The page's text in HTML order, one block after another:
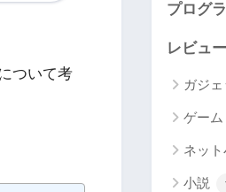
ついて考
プログ
レビュー
ガジェ
ゲーム
ネット
小説